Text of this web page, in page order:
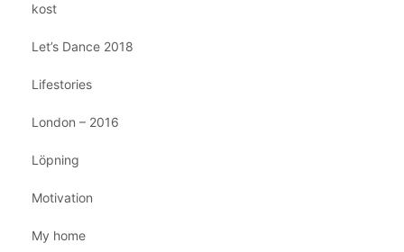
kost
Let’s Dance 2018
Lifestories
London – 2016
Löpning
Motivation
My home